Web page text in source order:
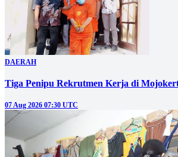
DAERAH
Tiga Penipu Rekrutmen Kerja di
07 Aug 2026 07:30 UTC